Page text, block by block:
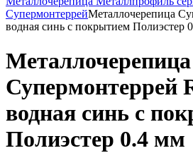
СупермонтеррейМеталлочерепица
водная синь с покрытием Полиэстер
Металлочерепица
Супермонтеррей
водная синь с
Полиэстер 0.4 мм